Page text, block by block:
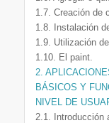
1.7. Creación de
1.8. Instalación
1.9. Utilización
1.10. El paint.
2.
BÁSICOS Y
NIVEL DE
2.1. Introducción